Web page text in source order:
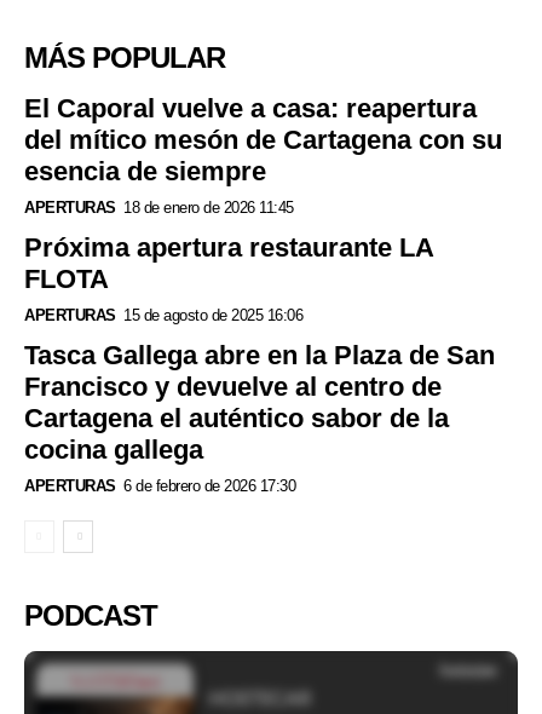
MÁS POPULAR
El Caporal vuelve a casa: reapertura
del mítico mesón de Cartagena con su
esencia de siempre
APERTURAS 18 de enero de 2026 11:45
Próxima apertura restaurante LA
FLOTA
APERTURAS 15 de agosto de 2025 16:06
Tasca Gallega abre en la Plaza de San
Francisco y devuelve al centro de
Cartagena el auténtico sabor de la
cocina gallega
APERTURAS 6 de febrero de 2026 17:30
PODCAST